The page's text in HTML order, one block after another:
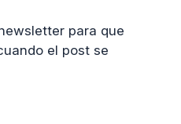
para que
el post se